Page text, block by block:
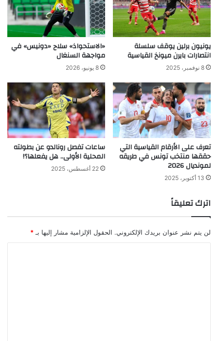
يونيون برلين يوقف سلسلة
انتصارات بايرن ميونخ القياسية
8 نوفمبر، 2025
«الاستحواذ» سلاح «دونيس» في
مواجهة السنغال
8 يونيو، 2026
تعرف على الأرقام القياسية التي
حققها منتخب تونس في طريقه
لمونديال 2026
13 أكتوبر، 2025
ساعات تفصل رونالدو عن بطولته
المحلية الأولى.. هل يفعلها؟!
22 أغسطس، 2025
اترك تعليقاً
لن يتم نشر عنوان بريدك الإلكتروني. الحقول الإلزامية مشار إليها بـ *